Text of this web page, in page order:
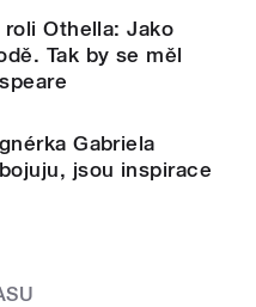
Othella: Jako
Tak by se měl
Gabriela
jsou inspirace